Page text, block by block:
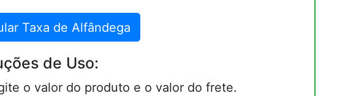
Taxa de Alfândega
de Uso:
o valor do produto e o valor do frete.